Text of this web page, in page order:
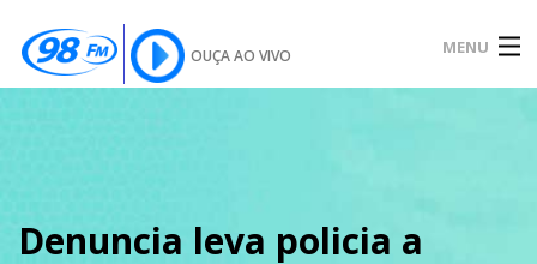
OUÇA AO VIVO MENU
SOBRE
Denuncia leva policia a